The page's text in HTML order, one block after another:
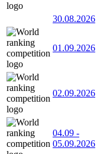
30.08.2026
01.09.2026
02.09.2026
04.09 -
05.09.2026